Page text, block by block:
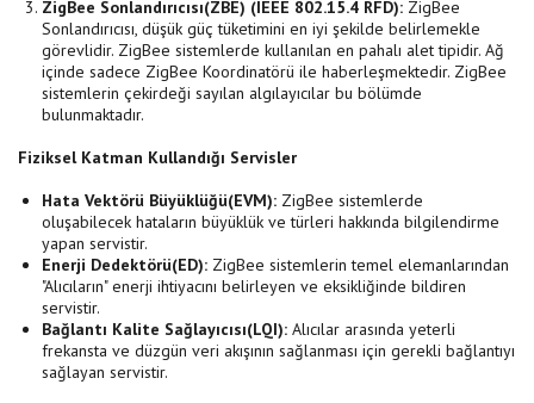
ZigBee Sonlandırıcısı(ZBE) (IEEE 802.15.4 RFD): ZigBee
Sonlandırıcısı, düşük güç tüketimini en iyi şekilde belirlemekle
görevlidir. ZigBee sistemlerde kullanılan en pahalı alet tipidir. Ağ
içinde sadece ZigBee Koordinatörü ile haberleşmektedir. ZigBee
sistemlerin çekirdeği sayılan algılayıcılar bu bölümde
bulunmaktadır.
Fiziksel Katman Kullandığı Servisler
Hata Vektörü Büyüklüğü(EVM): ZigBee sistemlerde
oluşabilecek hataların büyüklük ve türleri hakkında bilgilendirme
yapan servistir.
Enerji Dedektörü(ED): ZigBee sistemlerin temel elemanlarından
"Alıcıların" enerji ihtiyacını belirleyen ve eksikliğinde bildiren
servistir.
Bağlantı Kalite Sağlayıcısı(LQI): Alıcılar arasında yeterli
frekansta ve düzgün veri akışının sağlanması için gerekli bağlantıyı
sağlayan servistir.